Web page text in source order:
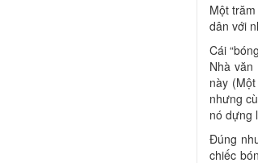
Một
dân với
Cái
Nhà văn
này
nhưng
nó dựng
Đúng
chiếc